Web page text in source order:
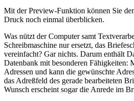
Mit der Preview-Funktion können Sie
Druck noch einmal überblicken.
Was nützt der Computer samt
Schreibmaschine nur ersetzt, das
vereinfacht? Gar nichts. Darum enthält
Datenbank mit besonderen Fähigkeiten:
Adressen und kann die gewünschte
das Adreßfeld des gerade bearbeiteten
Wunsch erscheint sogar die Anrede im